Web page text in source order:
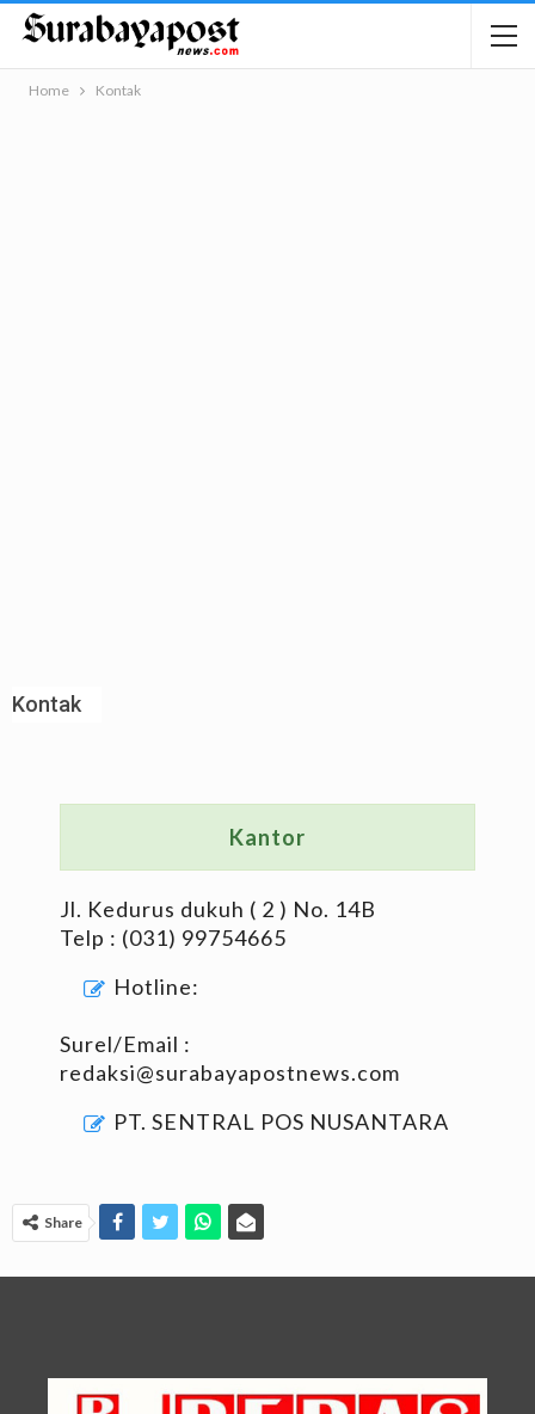
Home Kontak
Kontak
Kantor
Jl. Kedurus dukuh ( 2 ) No. 14B
Telp : (031) 99754665
Hotline:
Surel/Email :
redaksi@surabayapostnews.com
PT. SENTRAL POS NUSANTARA
Share